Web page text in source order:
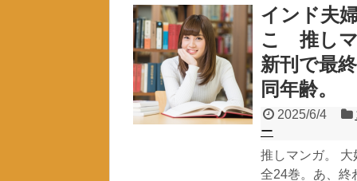
インド夫
こ 推しマ
新刊で最
同年齢。
2025/6/4
ー
推しマンガ。
全24巻。あ、終